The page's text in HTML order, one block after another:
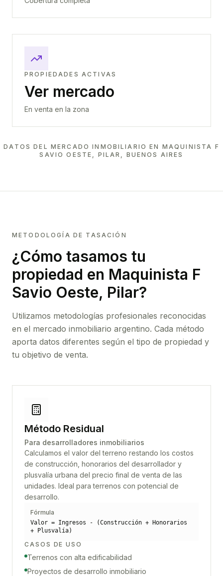
PROPIEDADES ACTIVAS
Ver mercado
En venta en la zona
DATOS DEL MERCADO INMOBILIARIO EN MAQUINISTA F
SAVIO OESTE, PILAR, BUENOS AIRES
METODOLOGÍA DE TASACIÓN
¿Cómo tasamos tu
propiedad en Maquinista F
Savio Oeste, Pilar?
Utilizamos metodologías profesionales reconocidas
en el mercado inmobiliario argentino. Cada método
aporta datos diferentes según el tipo de propiedad y
tu objetivo de venta.
Método Residual
Para desarrolladores inmobiliarios
Calculamos el valor del terreno restando los costos
de construcción, honorarios del desarrollador y
plusvalía urbana del precio final de venta de las
unidades. Ideal para terrenos con potencial de
desarrollo.
Fórmula
Valor = Ingresos - (Construcción + Honorarios
+ Plusvalía)
CASOS DE USO
Terrenos con alta edificabilidad
Proyectos de desarrollo inmobiliario